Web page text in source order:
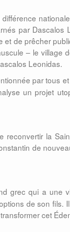
par Dascalos
et de prêcher
– le village
Leonidas.
par tous
un projet
reconvertir la
de
grec qui a une
de son fils.
cet